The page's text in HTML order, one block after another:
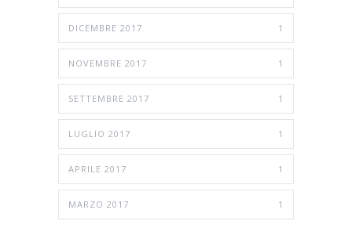
DICEMBRE 2017 1
NOVEMBRE 2017 1
SETTEMBRE 2017 1
LUGLIO 2017 1
APRILE 2017 1
MARZO 2017 1